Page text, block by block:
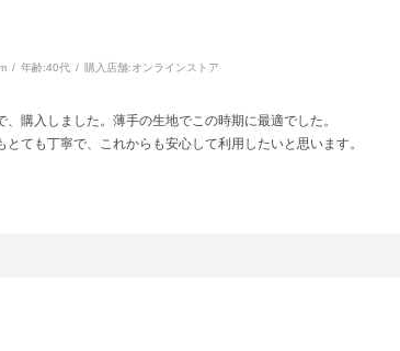
年齢:40代 購入店舗:オンラインストア
購入しました。薄手の生地でこの時期に最適でした。
ても丁寧で、これからも安心して利用したいと思います。